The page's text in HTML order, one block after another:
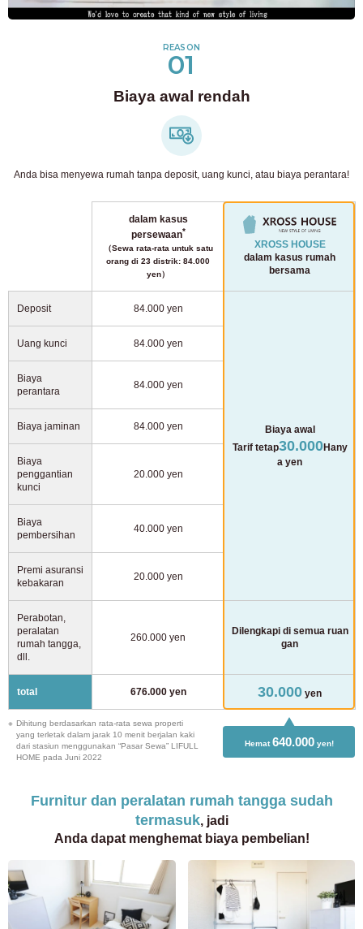
REASON
01
Biaya awal rendah
Anda bisa menyewa rumah tanpa deposit, uang kunci, atau biaya perantara!
dalam kasus
persewaan*
（Sewa rata-rata untuk satu
orang di 23 distrik: 84.000
yen）
XROSS HOUSE
dalam kasus rumah
bersama
Deposit 84.000 yen
Biaya awal
Tarif tetap30.000Hany
a yen
Uang kunci 84.000 yen
Biaya
perantara
84.000 yen
Biaya jaminan 84.000 yen
Biaya
penggantian
kunci
20.000 yen
Biaya
pembersihan
40.000 yen
Premi asuransi
kebakaran
20.000 yen
Perabotan,
peralatan
rumah tangga,
dll.
260.000 yen
Dilengkapi di semua ruan
gan
total 676.000 yen 30.000 yen
Dihitung berdasarkan rata-rata sewa properti
yang terletak dalam jarak 10 menit berjalan kaki
dari stasiun menggunakan “Pasar Sewa” LIFULL
HOME pada Juni 2022
Hemat640.000yen!
Furnitur dan peralatan rumah tangga sudah
termasuk, jadi
Anda dapat menghemat biaya pembelian!